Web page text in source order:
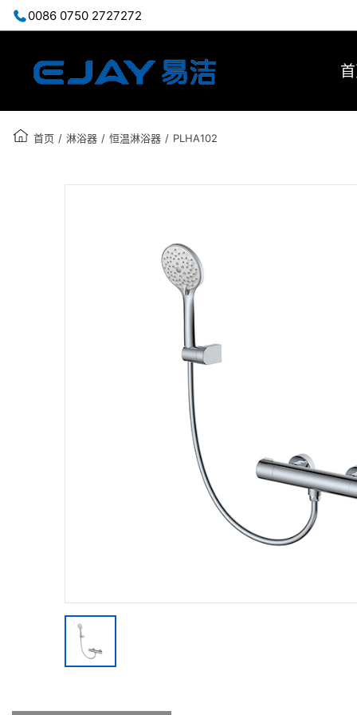
0086 0750 2727272
首页 / 淋浴器 / 恒温淋浴器 / PLHA102